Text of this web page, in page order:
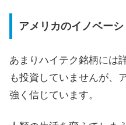
アメリカのイノベー
あまりハイテク銘柄には
も投資していませんが、
強く信じています。